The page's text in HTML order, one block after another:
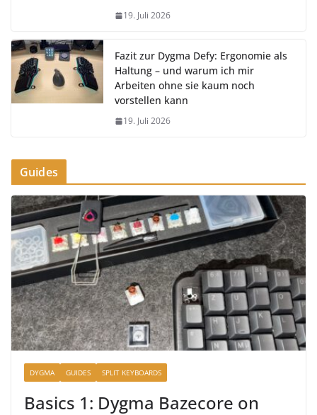
19. Juli 2026
Fazit zur Dygma Defy: Ergonomie als
Haltung – und warum ich mir
Arbeiten ohne sie kaum noch
vorstellen kann
19. Juli 2026
Guides
DYGMA GUIDES SPLIT KEYBOARDS
Basics 1: Dygma Bazecore on